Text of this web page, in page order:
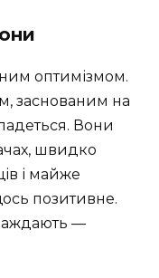
оптимізмом.
заснованим на
Вони
швидко
і майже
позитивне.
—